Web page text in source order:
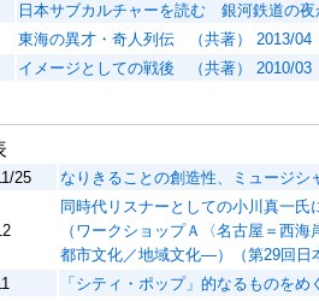
日本サブカルチャーを読む 銀河鉄道の
東海の異才・奇人列伝 （共著） 2013/04
イメージとしての戦後 （共著） 2010/03
25 なりきることの創造性、ミュージ
同時代リスナーとしての小川真一
（ワークショップＡ〈名古屋＝西
都市文化／地域文化―）（第29回日
「シティ・ポップ」的なるものを